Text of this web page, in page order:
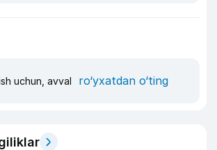
uchun, avval ro‘yxatdan o‘ting